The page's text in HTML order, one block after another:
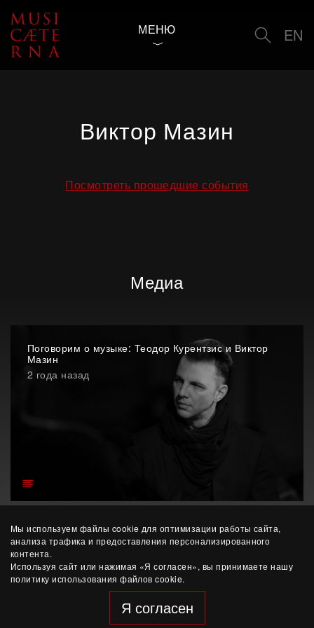
Мы используем файлы cookie для оптимизации работы сайта,
анализа трафика и предоставления персонализированного
контента.
Используя сайт или нажимая «Я согласен», вы принимаете нашу
политику использования файлов cookie.
Я согласен
МЕНЮ EN
Виктор Мазин
Посмотреть прошедшие события
Медиа
Поговорим о музыке: Теодор Курентзис и Виктор
Мазин
2 года назад
разработка сайта — Yep!